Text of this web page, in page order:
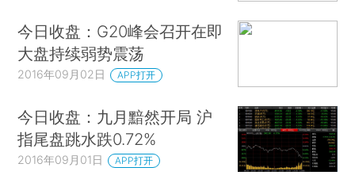
今日收盘：G20峰会召开在即
大盘持续弱势震荡
2016年09月02日 APP打开
今日收盘：九月黯然开局 沪
指尾盘跳水跌0.72%
2016年09月01日 APP打开